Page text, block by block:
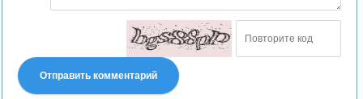
Отправить комментарий